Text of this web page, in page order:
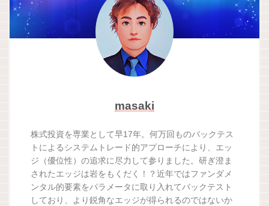
masaki
株式投資を専業として早17年。何万回ものバックテス
トによるシステムトレード的アプローチにより、エッ
ジ（優位性）の追求に尽力して参りました。研ぎ澄ま
されたエッジは岩をもくだく！？近年ではファンダメ
ンタル的要素をパラメータに取り入れてバックテスト
しており、より鋭角なエッジが得られるのではないか